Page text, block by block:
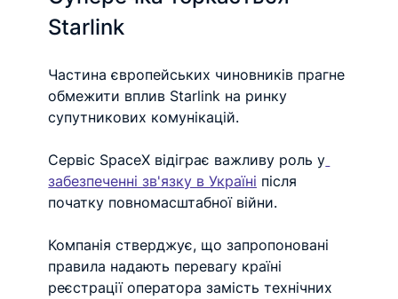
Starlink
Частина європейських чиновників прагне
обмежити вплив Starlink на ринку
супутникових комунікацій.
Сервіс SpaceX відіграє важливу роль у
забезпеченні зв'язку в Україні після
початку повномасштабної війни.
Компанія стверджує, що запропоновані
правила надають перевагу країні
реєстрації оператора замість технічних